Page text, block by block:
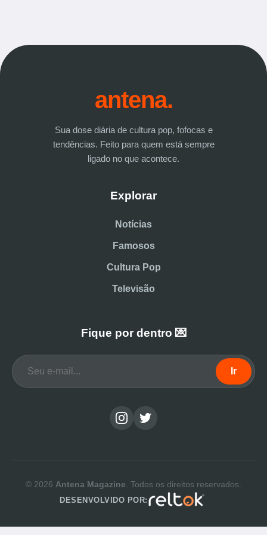
antena.
Sua dose diária de cultura pop, fofocas e
tendências. Feito para quem está sempre
ligado no que acontece.
Explorar
Notícias
Famosos
Cultura Pop
Televisão
Fique por dentro 💌
Ir
© 2026 Antena Magazine . Todos os direitos reservados.
DESENVOLVIDO POR: